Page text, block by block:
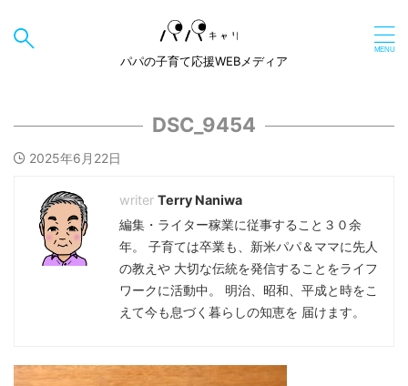
パパの子育て応援WEBメディア
DSC_9454
2025年6月22日
Terry Naniwa
編集・ライター稼業に従事すること３０余
年。 子育ては卒業も、新米パパ＆ママに先人
の教えや 大切な伝統を発信することをライフ
ワークに活動中。 明治、昭和、平成と時をこ
えて今も息づく暮らしの知恵を 届けます。